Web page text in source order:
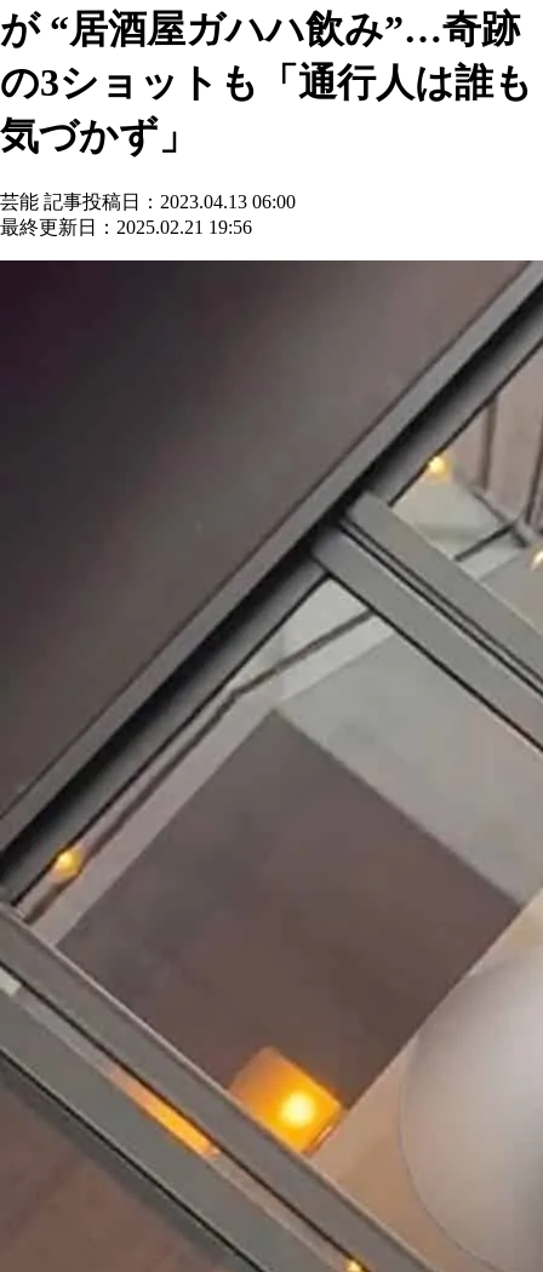
が “居酒屋ガハハ飲み”…奇跡
の3ショットも「通行人は誰も
気づかず」
芸能 記事投稿日：2023.04.13 06:00
最終更新日：2025.02.21 19:56